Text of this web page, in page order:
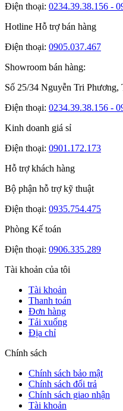
Điện thoại: 0234.39.38.156 -
Hotline Hỗ trợ bán hàng
Điện thoại: 0905.037.467
Showroom bán hàng:
Số 25/34 Nguyễn Tri Phương,
Điện thoại: 0234.39.38.156 -
Kinh doanh giá sỉ
Điện thoại: 0901.172.173
Hỗ trợ khách hàng
Bộ phận hỗ trợ kỹ thuật
Điện thoại: 0935.754.475
Phòng Kế toán
Điện thoại: 0906.335.289
Tài khoản của tôi
Tài khoản
Thanh toán
Đơn hàng
Tải xuống
Địa chỉ
Chính sách
Chính sách bảo mật
Chính sách đổi trả
Chính sách giao nhận
Tài khoản